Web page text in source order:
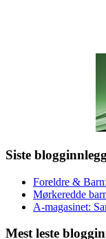
Siste blogginnlegg
Foreldre &
Mørkeredde
A-magasinet:
Mest leste